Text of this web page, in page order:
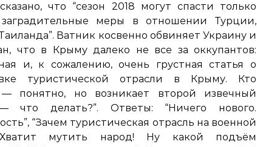
что “сезон 2018 могут спасти только
меры в отношении Турции,
Ватник косвенно обвиняет Украину и
что в Крыму далеко не все за оккупантов:
и, к сожалению, очень грустная статья о
туристической отрасли в Крыму. Кто
понятно, но возникает второй извечный
что делать?”. Ответы: “Ничего нового.
“Зачем туристическая отрасль на военной
мутить народ! Ну какой подъём